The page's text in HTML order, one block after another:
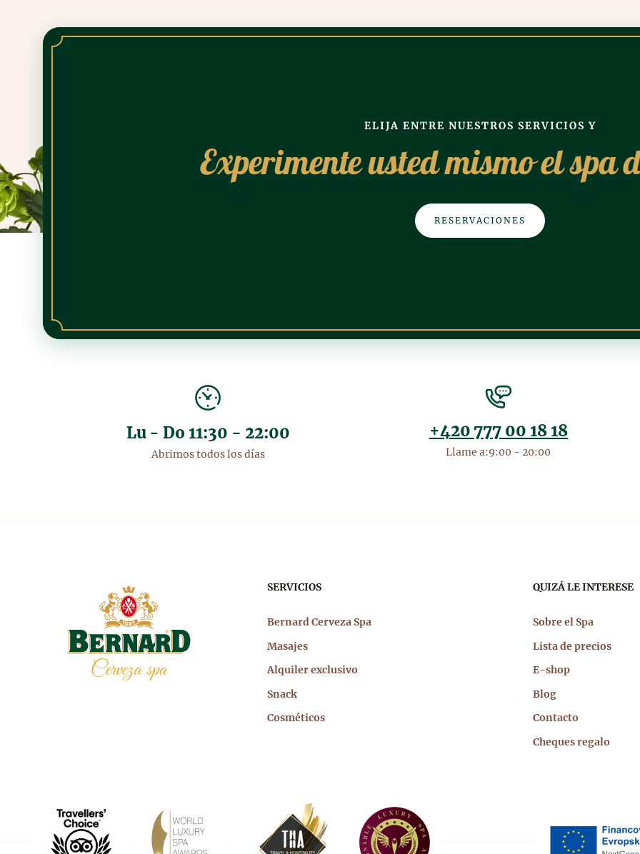
ELIJA ENTRE NUESTROS SERVICIOS Y
Experimente usted mismo el spa
RESERVACIONES
Lu - Do 11:30 - 22:00
Abrimos todos los días
+420 777 00 18 18
Llame a:9:00 - 20:00
Navegación
principal
SERVICIOS
Bernard Cerveza Spa
Masajes
Alquiler exclusivo
Snack
Cosméticos
QUIZÁ LE INTERESE
Sobre el Spa
Lista de precios
E-shop
Blog
Contacto
Cheques regalo